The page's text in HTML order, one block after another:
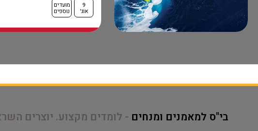
9
אוג'
מועדים
נוספים
בי"ס למאמנים ומנחים - לומדים מקצוע. יוצרים